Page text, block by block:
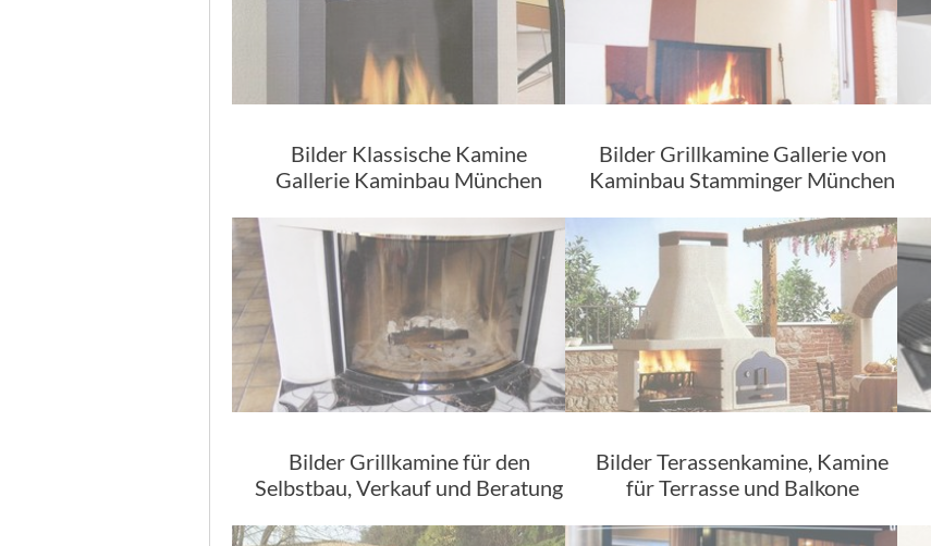
Bilder Klassische Kamine
Gallerie Kaminbau München
Bilder Grillkamine Gallerie von
Kaminbau Stamminger München
Bilder Grillkamine für den
Selbstbau, Verkauf und Beratung
Bilder Terassenkamine, Kamine
für Terrasse und Balkone